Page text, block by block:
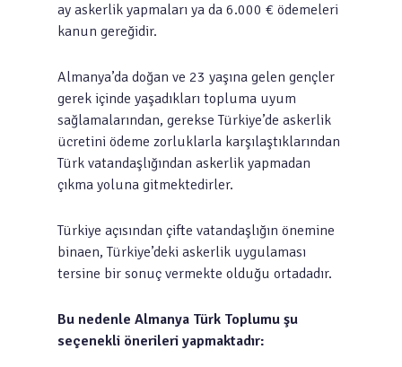
ay askerlik yapmaları ya da 6.000 € ödemeleri
kanun gereğidir.
Almanya’da doğan ve 23 yaşına gelen gençler
gerek içinde yaşadıkları topluma uyum
sağlamalarından, gerekse Türkiye’de askerlik
ücretini ödeme zorluklarla karşılaştıklarından
Türk vatandaşlığından askerlik yapmadan
çıkma yoluna gitmektedirler.
Türkiye açısından çifte vatandaşlığın önemine
binaen, Türkiye’deki askerlik uygulaması
tersine bir sonuç vermekte olduğu ortadadır.
Bu nedenle Almanya Türk Toplumu şu
seçenekli önerileri yapmaktadır: